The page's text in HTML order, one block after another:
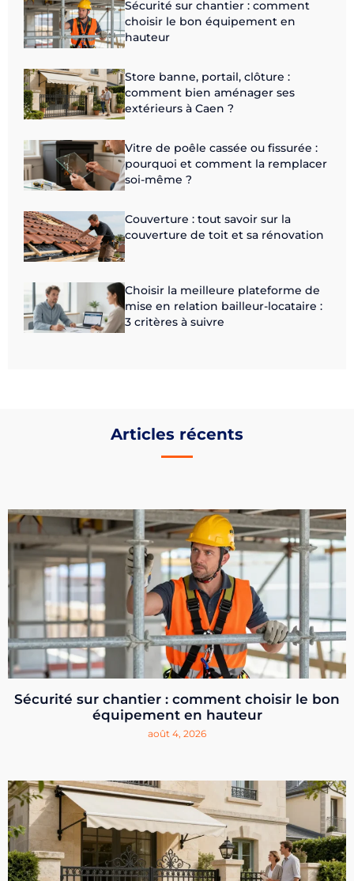
Sécurité sur chantier : comment
choisir le bon équipement en
hauteur
Store banne, portail, clôture :
comment bien aménager ses
extérieurs à Caen ?
Vitre de poêle cassée ou fissurée :
pourquoi et comment la remplacer
soi-même ?
Couverture : tout savoir sur la
couverture de toit et sa rénovation
Choisir la meilleure plateforme de
mise en relation bailleur-locataire :
3 critères à suivre
Articles récents
Sécurité sur chantier : comment choisir le bon
équipement en hauteur
août 4, 2026